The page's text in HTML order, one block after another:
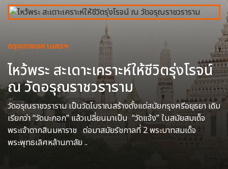
กรุงเทพมหานครฯ
ไหว้พระ สะเดาะเคราะห์ให้ชีวิตรุ่งโรจน์
ณ วัดอรุณราชวราราม
วัดอรุณราชวราราม เป็นวัดโบราณสร้างตั้งแต่สมัยกรุงศรีอยุธยา เดิม
เรียกว่า “วัดมะกอก” แล้วเปลี่ยนมาเป็น “วัดแจ้ง” ในสมัยสมเด็จ
พระเจ้าตากสินมหาราช ต่อมาสมัยรัชกาลที่ 2 พระบาทสมเด็จ
พระพุทธเลิศหล้านภาลัย ..